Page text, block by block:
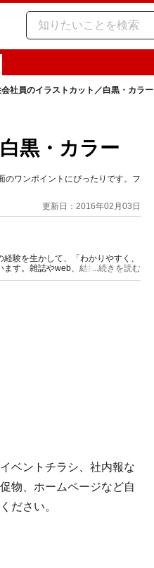
社員のイラストカット／白黒・カラー
黒・カラー
のワンポイントにぴったりです。フ
更新日：2016年02月03日
験を生かして、「わかりやすく、
ます。雑誌やweb、結婚式やSNSの
...続きを読む
ベントチラシ、社内報な
物、ホームページなど自
ださい。